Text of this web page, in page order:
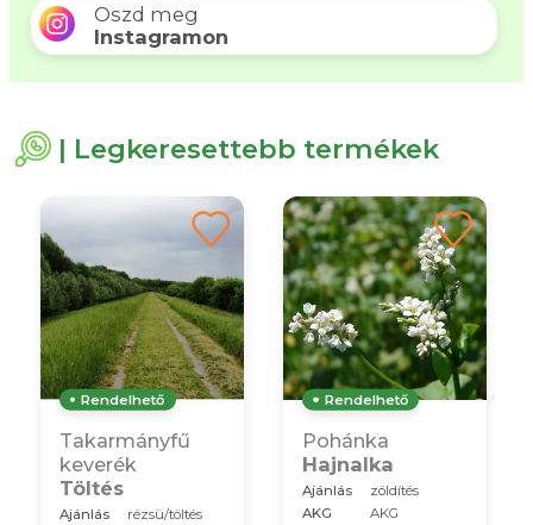
Oszd meg
Instagramon
| Legkeresettebb termékek
Rendelhető
Takarmányfű
keverék
Töltés
Ajánlás
rézsü/töltés
Rendelhető
Pohánka
Hajnalka
Ajánlás
zöldítés
AKG
AKG